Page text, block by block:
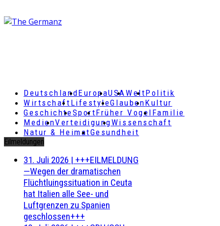
DeutschlandEuropaUSAWeltPolitik
Wirtschaft LifestyleGlaubenKultur
GeschichteSportFrüher Vogel Familie
MedienVerteidigungWissenschaft
Natur & HeimatGesundheit
Eilmeldungen
31. Juli 2026 | +++EILMELDUNG
—Wegen der dramatischen
Flüchtluingssituation in Ceuta
hat Italien alle See- und
Luftgrenzen zu Spanien
geschlossen+++